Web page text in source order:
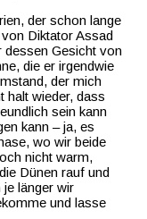
der schon lange
Diktator Assad
dessen Gesicht von
die er irgendwie
der mich
halt wieder, dass
sein kann
kann – ja, es
wo wir beide
nicht warm,
Dünen rauf und
länger wir
und lasse